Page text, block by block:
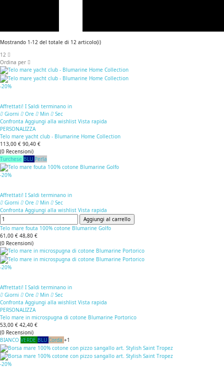
Mostrando 1-12 del totale di 12 articolo(i)
12
Ordina per
-20%
Affrettati! I Saldi terminano in
Giorni
Ore Min
Sec
Confronta Aggiungi alla wishlist Vista rapida
PERSONALIZZA
Telo mare yacht club - Blumarine Home Collection
113,00 € 90,40 €
(0 Recensioni)
Turchese BLU Perla
-20%
Affrettati! I Saldi terminano in
Giorni
Ore Min
Sec
Confronta Aggiungi alla wishlist Vista rapida
Aggiungi al carrello
Telo mare fouta 100% cotone Blumarine Golfo
61,00 € 48,80 €
(0 Recensioni)
-20%
Affrettati! I Saldi terminano in
Giorni
Ore Min
Sec
Confronta Aggiungi alla wishlist Vista rapida
PERSONALIZZA
Telo mare in microspugna di cotone Blumarine Portorico
53,00 € 42,40 €
(0 Recensioni)
BIANCO VERDE BLU Corda +1
-20%